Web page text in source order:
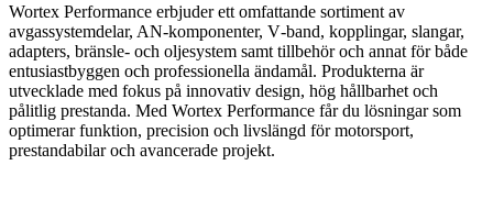
Wortex Performance erbjuder ett omfattande sortiment av
avgassystemdelar, AN-komponenter, V‑band, kopplingar, slangar,
adapters, bränsle- och oljesystem samt tillbehör och annat för både
entusiastbyggen och professionella ändamål. Produkterna är
utvecklade med fokus på innovativ design, hög hållbarhet och
pålitlig prestanda. Med Wortex Performance får du lösningar som
optimerar funktion, precision och livslängd för motorsport,
prestandabilar och avancerade projekt.